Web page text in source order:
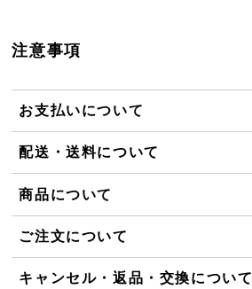
注意事項
お支払いについて
配送・送料について
商品について
ご注文について
キャンセル・返品・交換について